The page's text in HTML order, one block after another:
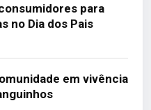
para
no Dia dos Pais
em vivência